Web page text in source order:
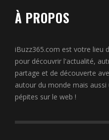
À PROPOS
iBuzz365.com est votre lieu
pour découvrir l'actualité,
partage et de découverte
autour du monde mais
pépites sur le web !